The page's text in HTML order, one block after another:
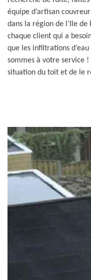
équipe d’artisan
dans la région de l’Ile de
chaque client qui a
que les infiltrations
sommes à votre service
situation du toit et de le